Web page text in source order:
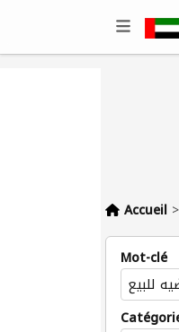
Accueil >
Mot-clé